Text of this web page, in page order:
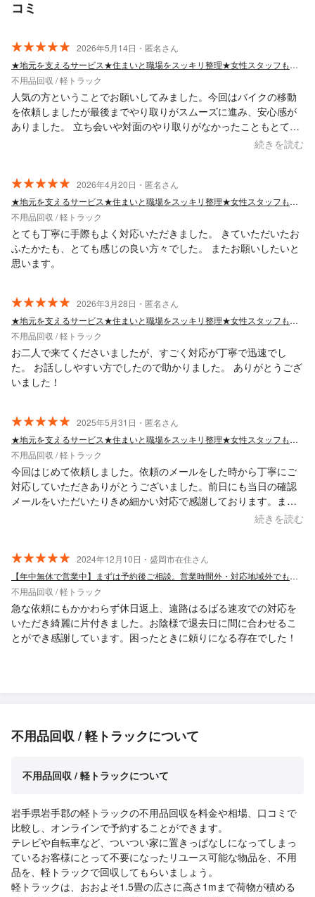
コミ
2026年5月14日・匿名さん
★地元を支えるサービス★住まいと職場をスッキリ整理★女性スタッフも一緒に伺います
不用品回収 / 軽トラック
人気の方ということでお願いしてみました。今回はバイクの移動
を依頼しましたが最後までやり取りがスムーズに進み、安心感が
ありました。 立ち会いや対面のやり取りがなかったこともとても
続きを読む
2026年4月20日・匿名さん
★地元を支えるサービス★住まいと職場をスッキリ整理★女性スタッフも一緒に伺います
不用品回収 / 軽トラック
とても丁寧に手際もよく対応いただきました。 きていただいたお
ふたかたも、とても感じの良い方々でした。 またお願いしたいと
思います。
2026年3月28日・匿名さん
★地元を支えるサービス★住まいと職場をスッキリ整理★女性スタッフも一緒に伺います
不用品回収 / 軽トラック
お二人で来てくださいましたが、すごく対応が丁寧で迅速でし
た。 お話ししやすい方でしたので助かりました。 ありがとうござ
いました！
2025年5月31日・匿名さん
★地元を支えるサービス★住まいと職場をスッキリ整理★女性スタッフも一緒に伺います
不用品回収 / 軽トラック
今回はじめて依頼しました。依頼のメールをした時から丁寧にご
対応していただきありがとうございました。前日にも当日の確認
メールをいただいたりきめ細かい対応で感謝しております。また
引っ越しする際はお願いしようと思います。安心して利用でき助
続きを読む
2024年12月10日・盛岡市在住さん
【年中無休で営業中】まずは予約後ご相談。営業時間外・対応地域外でも対応可能です！
不用品回収 / 軽トラック
急な依頼にもかかわらず休日返上、遠路はるばる速攻での対応を
いただき綺麗に片付きました。お陰様で退去日に間に合わせるこ
とができ感謝しています。困ったときに頼りになる存在でした！
不用品回収 / 軽トラックについて
不用品回収 / 軽トラックについて
岩手県岩手郡の軽トラックの不用品回収を料金や相場、口コミで
比較し、オンラインで予約することができます。
テレビや自転車など、ついつい家に置きっぱなしになってしまっ
ているお客様にとって不要になったリユース可能な物品を、不用
品を、軽トラックで回収してもらいましょう。
軽トラックは、おおよそ1.5畳の広さに高さ1mまで荷物が積める